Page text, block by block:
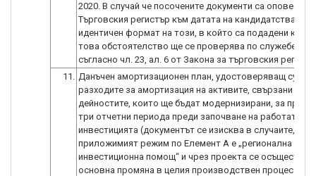
2020. В случай че посочените документи са
Търговския регистър към датата на кандидатстване и
идентичен формат на този, в който са подадени към
това обстоятелство ще се проверява по служебен
съгласно чл. 23, ал. 6 от Закона за търговския
11. Данъчен амортизационен план, удостоверяващ
разходите за амортизация на активите, свързани с
дейностите, които ще бъдат модернизирани, за
три отчетни периода преди започване на работата по
инвестицията (документът се изисква в случаите,
приложимият режим по Елемент А е „регионална
инвестиционна помощ“ и чрез проекта се
основна промяна в целия производствен процес на